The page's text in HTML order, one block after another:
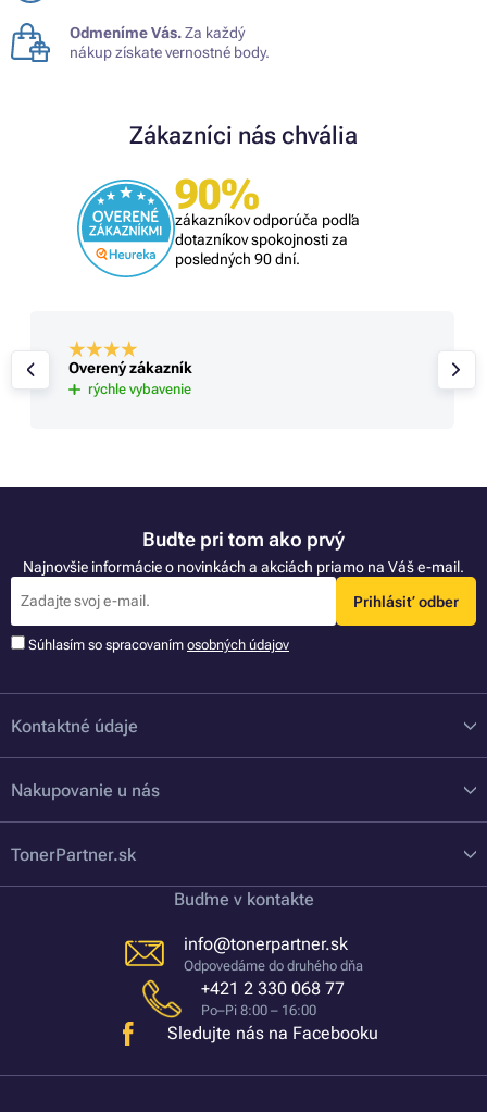
Odmeníme Vás.Za každý
nákup získate vernostné body.
Zákazníci nás chvália
90%
zákazníkov odporúča podľa
dotazníkov spokojnosti za
posledných 90 dní.
Overený zákazník
rýchle vybavenie
Buďte pri tom ako prvý
Najnovšie informácie o novinkách a akciách priamo na Váš e-mail.
Prihlásiť odber
Súhlasím so spracovaním osobných údajov
Kontaktné údaje
Nakupovanie u nás
TonerPartner.sk
Buďme v kontakte
info@tonerpartner.sk
Odpovedáme do druhého dňa
+421 2 330 068 77
Po–Pi 8:00 – 16:00
Sledujte nás na Facebooku